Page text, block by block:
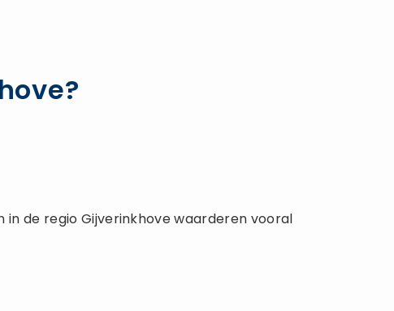
in de regio Gijverinkhove waarderen vooral